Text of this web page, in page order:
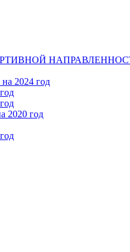
по
2024 год
2020 год